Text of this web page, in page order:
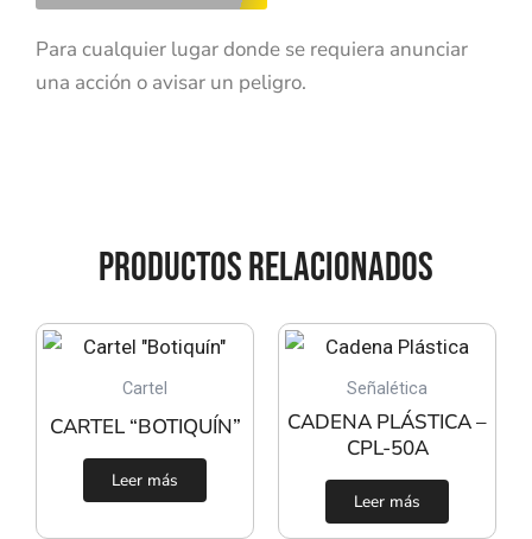
Para cualquier lugar donde se requiera anunciar
una acción o avisar un peligro.
PRODUCTOS RELACIONADOS
Cartel
CARTEL “BOTIQUÍN”
Leer más
Señalética
CADENA PLÁSTICA –
CPL-50A
Leer más